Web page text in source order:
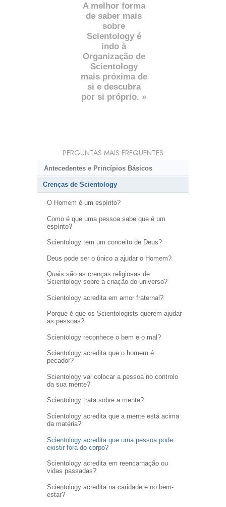
A melhor forma
de saber mais
sobre
Scientology é
indo à
Organização de
Scientology
mais próxima de
si e descubra
por si próprio. »
PERGUNTAS MAIS FREQUENTES
Antecedentes e Princípios Básicos
Crenças de Scientology
O Homem é um espírito?
Como é que uma pessoa sabe que é um
espírito?
Scientology tem um conceito de Deus?
Deus pode ser o único a ajudar o Homem?
Quais são as crenças religiosas de
Scientology sobre a criação do universo?
Scientology acredita em amor fraternal?
Porque é que os Scientologists querem ajudar
as pessoas?
Scientology reconhece o bem e o mal?
Scientology acredita que o homem é
pecador?
Scientology vai colocar a pessoa no controlo
da sua mente?
Scientology trata sobre a mente?
Scientology acredita que a mente está acima
da matéria?
Scientology acredita que uma pessoa pode
existir fora do corpo?
Scientology acredita em reencarnação ou
vidas passadas?
Scientology acredita na caridade e no bem-
estar?